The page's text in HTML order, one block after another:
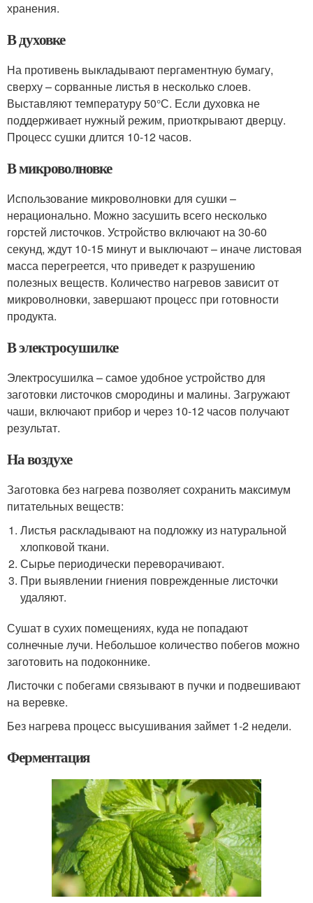
хранения.
В духовке
На противень выкладывают пергаментную бумагу,
сверху – сорванные листья в несколько слоев.
Выставляют температуру 50°С. Если духовка не
поддерживает нужный режим, приоткрывают дверцу.
Процесс сушки длится 10-12 часов.
В микроволновке
Использование микроволновки для сушки –
нерационально. Можно засушить всего несколько
горстей листочков. Устройство включают на 30-60
секунд, ждут 10-15 минут и выключают – иначе листовая
масса перегреется, что приведет к разрушению
полезных веществ. Количество нагревов зависит от
микроволновки, завершают процесс при готовности
продукта.
В электросушилке
Электросушилка – самое удобное устройство для
заготовки листочков смородины и малины. Загружают
чаши, включают прибор и через 10-12 часов получают
результат.
На воздухе
Заготовка без нагрева позволяет сохранить максимум
питательных веществ:
Листья раскладывают на подложку из натуральной
хлопковой ткани.
Сырье периодически переворачивают.
При выявлении гниения поврежденные листочки
удаляют.
Сушат в сухих помещениях, куда не попадают
солнечные лучи. Небольшое количество побегов можно
заготовить на подоконнике.
Листочки с побегами связывают в пучки и подвешивают
на веревке.
Без нагрева процесс высушивания займет 1-2 недели.
Ферментация